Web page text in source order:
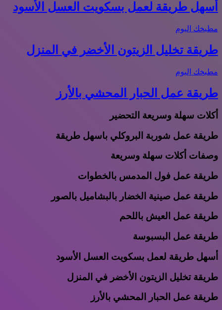
أسهل طريقة لعمل بسكويت العسل الأسود
مطبخك اليوم
طريقة تخليل الزيتون الأخضر في المنزل
مطبخك اليوم
طريقة عمل الحبار المحشي بالأرز
أكلات سهلة وسريعة التحضير
طريقة عمل شوربة البروكلي باسهل طريقة
وصفات أكلات سهلة وسريعة
طريقة عمل فول المدمس بالخطوات
طريقة عمل صينية الخضار بالبشاميل بالصور
طريقة عمل العيش باللحم
طريقة عمل البسبوسة
أسهل طريقة لعمل بسكويت العسل الأسود
طريقة تخليل الزيتون الأخضر في المنزل
طريقة عمل الحبار المحشي بالأرز